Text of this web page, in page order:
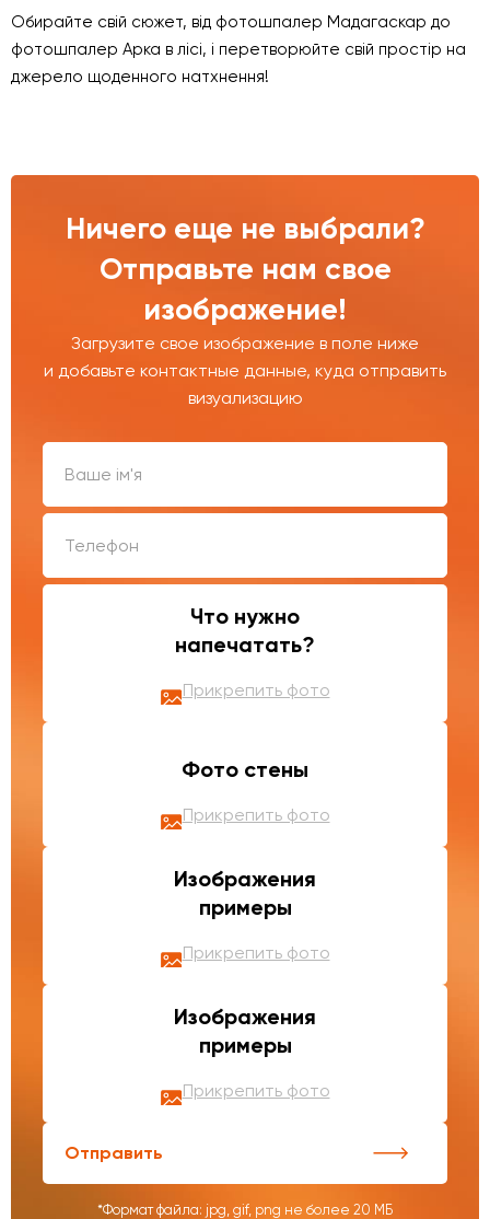
Обирайте свій сюжет, від фотошпалер Мадагаскар до
фотошпалер Арка в лісі, і перетворюйте свій простір на
джерело щоденного натхнення!
Ничего еще не выбрали?
Отправьте нам свое
изображение!
Загрузите свое изображение в поле ниже
и добавьте контактные данные, куда отправить
визуализацию
Что нужно
напечатать?
Прикрепить фото
Фото стены
Прикрепить фото
Изображения
примеры
Прикрепить фото
Изображения
примеры
Прикрепить фото
Отправить
*Формат файла: jpg, gif, png не более 20 МБ